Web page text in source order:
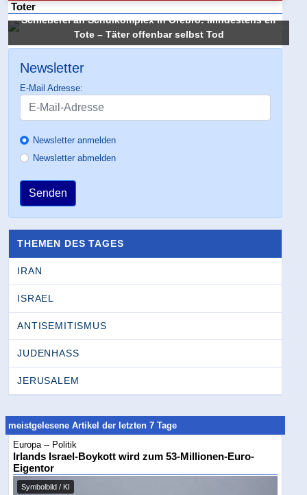
Toter
Schießerei an Schulkomplex in Örebro: Mindestens elf
Tote – Täter offenbar selbst Tod
Newsletter
E-Mail Adresse:
Newsletter anmelden
Newsletter abmelden
Senden
THEMEN DES TAGES
IRAN
ISRAEL
ANTISEMITISMUS
JUDENHASS
JERUSALEM
meistgelesene Artikel der letzten 7 Tage
Europa -- Politik
Irlands Israel-Boykott wird zum 53-Millionen-Euro-
Eigentor
Symbolbild / KI